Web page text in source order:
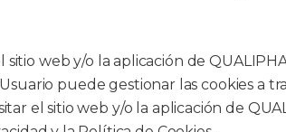
web y/o la aplicación de
puede gestionar las cookies a
el sitio web y/o la aplicación de